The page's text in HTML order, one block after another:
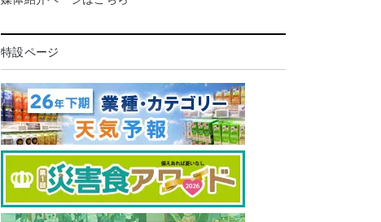
特設ページ